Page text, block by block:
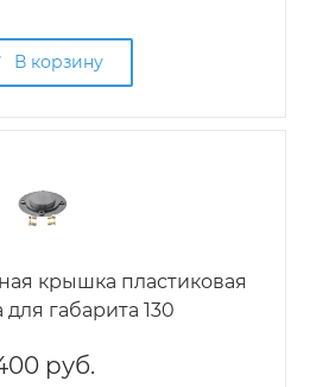
В корзину
крышка пластиковая
для габарита 130
руб.